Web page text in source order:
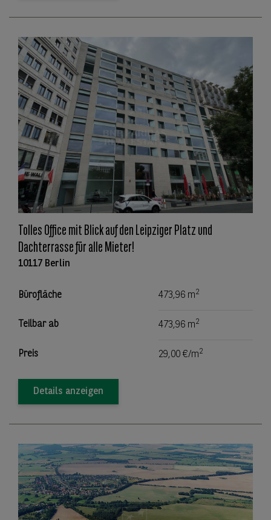
Tolles Office mit Blick auf den Leipziger Platz und
Dachterrasse für alle Mieter!
10117 Berlin
Bürofläche 473,96 m2
Teilbar ab 473,96 m2
Preis 29,00 €/m2
Details anzeigen